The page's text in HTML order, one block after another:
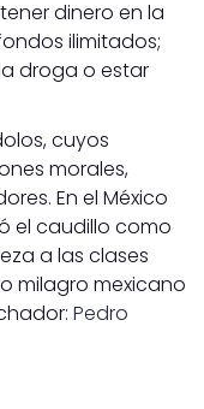
dinero en la
ilimitados;
droga o estar
cuyos
morales,
En el México
el caudillo como
a las clases
milagro mexicano
Pedro